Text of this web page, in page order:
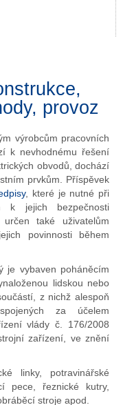
provoz
výrobcům pracovních
k nevhodnému řešení
obvodů, dochází
prvkům. Příspěvek
, které je nutné při
k jejich bezpečnosti
také uživatelům
povinnosti během
je vybaven poháněcím
lidskou nebo
z nichž alespoň
za účelem
vlády č. 176/2008
zařízení, ve znění
linky, potravinářské
pece, řeznické kutry,
stroje apod.